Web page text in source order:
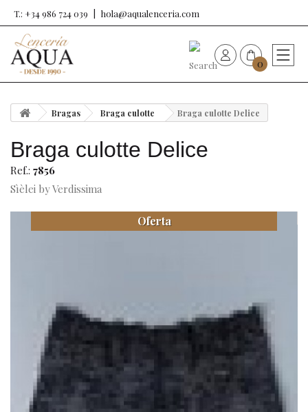
T.: +34 986 724 039 hola@aqualenceria.com
0
Lencería
Prendas moldeadoras
Hombre
Bragas Braga culotte Braga culotte Delice
Braga culotte Delice
Ref.: 7856
Sìèlei by Verdissima
Oferta